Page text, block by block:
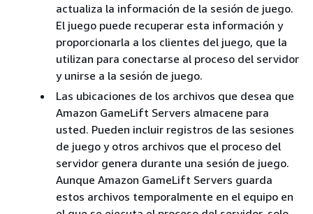
actualiza la información de la sesión de juego.
El juego puede recuperar esta información y
proporcionarla a los clientes del juego, que la
utilizan para conectarse al proceso del servidor
y unirse a la sesión de juego.
Las ubicaciones de los archivos que desea que
Amazon GameLift Servers almacene para
usted. Pueden incluir registros de las sesiones
de juego y otros archivos que el proceso del
servidor genera durante una sesión de juego.
Aunque Amazon GameLift Servers guarda
estos archivos temporalmente en el equipo en